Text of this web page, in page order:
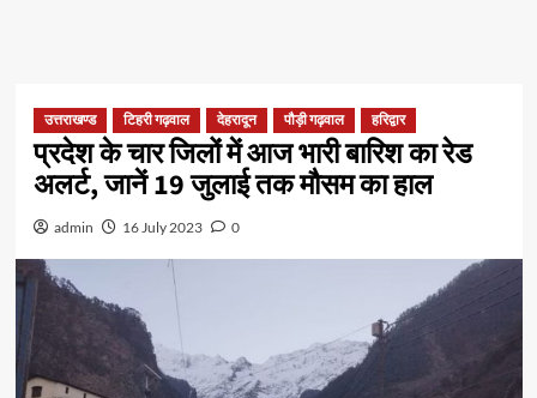
उत्तराखण्ड टिहरी गढ़वाल देहरादून पौड़ी गढ़वाल हरिद्वार
प्रदेश के चार जिलों में आज भारी बारिश का रेड
अलर्ट, जानें 19 जुलाई तक मौसम का हाल
admin 16 July 2023 0